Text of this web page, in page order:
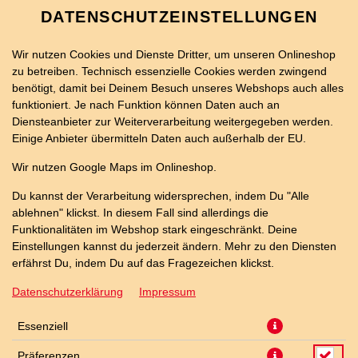
THUNFISCH BAGUETTE
DATENSCHUTZEINSTELLUNGEN
Wir nutzen Cookies und Dienste Dritter, um unseren Onlineshop
zu betreiben. Technisch essenzielle Cookies werden zwingend
benötigt, damit bei Deinem Besuch unseres Webshops auch alles
funktioniert. Je nach Funktion können Daten auch an
Diensteanbieter zur Weiterverarbeitung weitergegeben werden.
Einige Anbieter übermitteln Daten auch außerhalb der EU.
Wir nutzen Google Maps im Onlineshop.
Du kannst der Verarbeitung widersprechen, indem Du "Alle
ablehnen" klickst. In diesem Fall sind allerdings die
Funktionalitäten im Webshop stark eingeschränkt. Deine
Einstellungen kannst du jederzeit ändern. Mehr zu den Diensten
erfährst Du, indem Du auf das Fragezeichen klickst.
Datenschutzerklärung Impressum
Essenziell